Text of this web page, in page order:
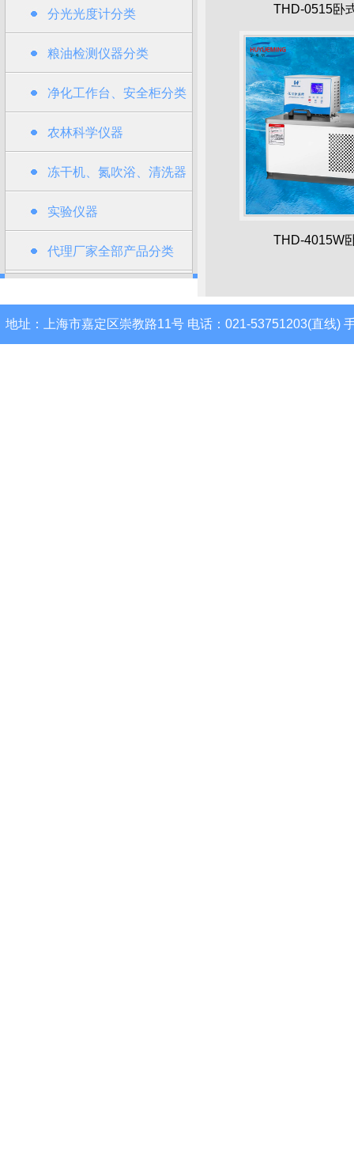
分光光度计分类
粮油检测仪器分类
净化工作台、安全柜分类
农林科学仪器
冻干机、氮吹浴、清洗器
类
实验仪器
代理厂家全部产品分类
THD-0515卧
THD-4015W
地址：上海市嘉定区崇教路11号 电话：021-53751203(直线)